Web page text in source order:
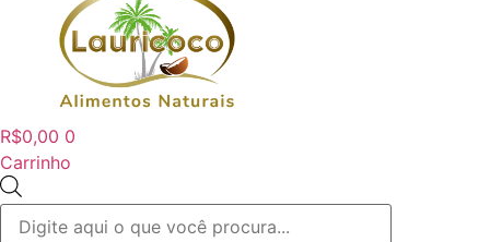
R$0,00 0
Carrinho
produtos